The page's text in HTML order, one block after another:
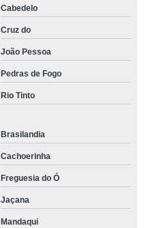
Cabedelo
Cruz do
João Pessoa
Pedras de Fogo
Rio Tinto
Brasilandia
Cachoerinha
Freguesia do Ó
Jaçana
Mandaqui